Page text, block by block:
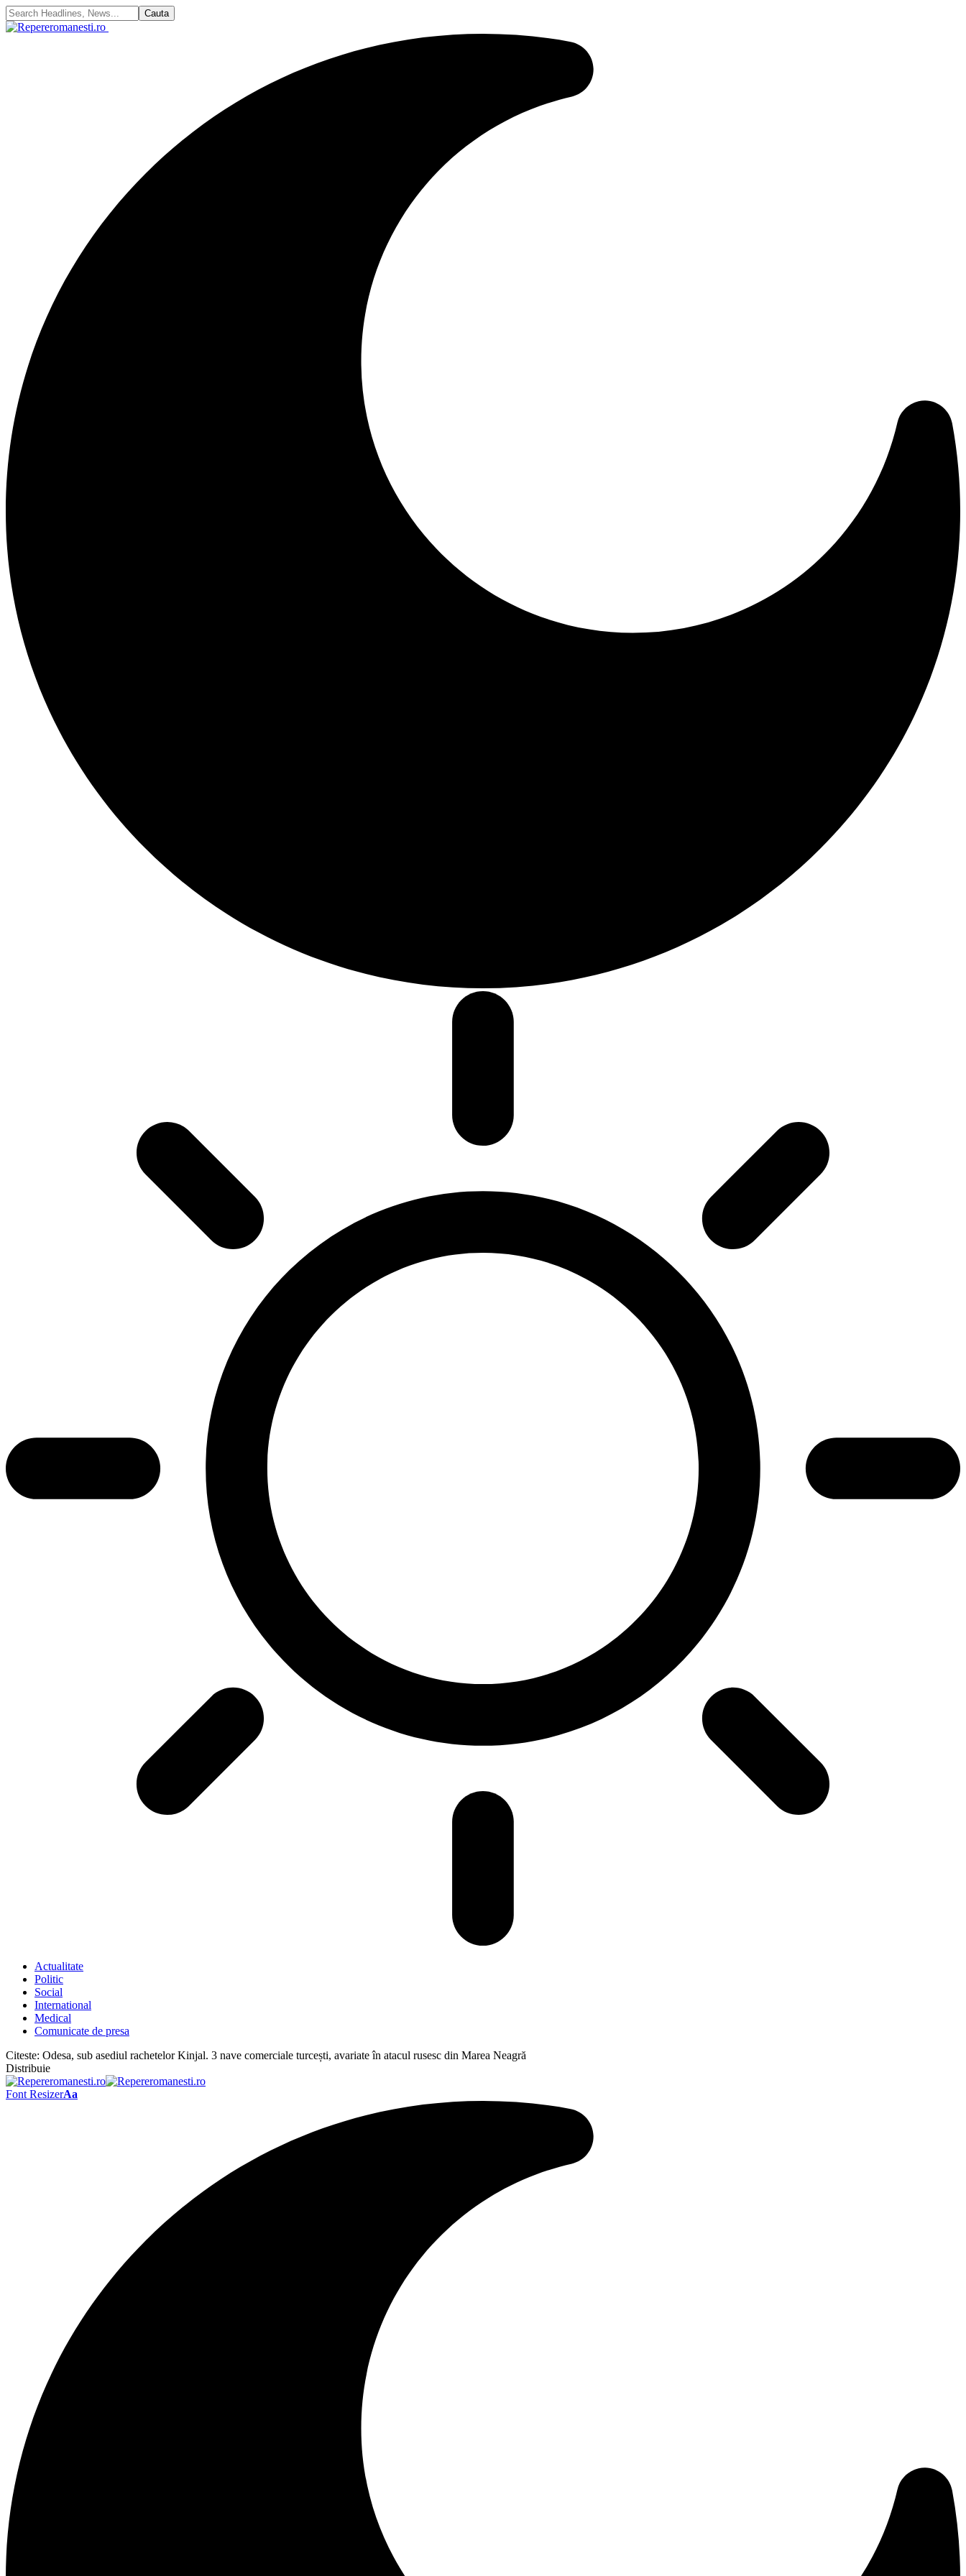
Actualitate
Politic
Social
International
Medical
Comunicate de presa
Citeste: Odesa, sub asediul rachetelor Kinjal. 3 nave comerciale turcești, avariate în atacul rusesc din Marea Neagră
Distribuie
Font ResizerAa